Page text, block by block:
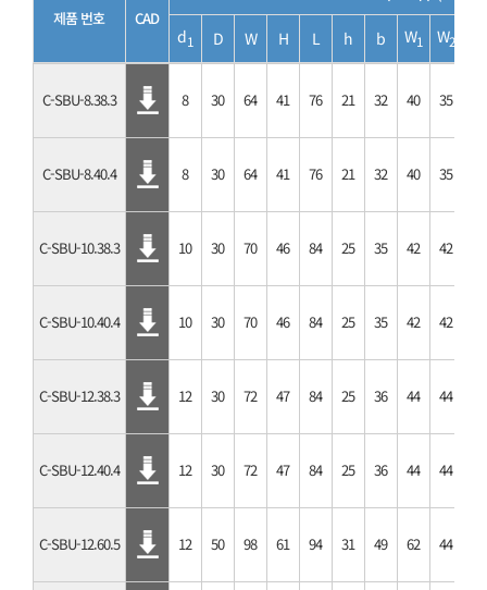
제품 번호 CAD
d1 D W H L h b W1 W2
C-SBU-8.38.3 8 30 64 41 76 21 32 40 35
C-SBU-8.40.4 8 30 64 41 76 21 32 40 35
C-SBU-10.38.3 10 30 70 46 84 25 35 42 42
C-SBU-10.40.4 10 30 70 46 84 25 35 42 42
C-SBU-12.38.3 12 30 72 47 84 25 36 44 44
C-SBU-12.40.4 12 30 72 47 84 25 36 44 44
C-SBU-12.60.5 12 50 98 61 94 31 49 62 44